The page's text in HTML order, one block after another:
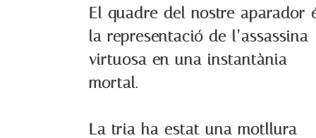
El quadre del nostre aparador
la representació de l’assassina
virtuosa en una instantània
mortal.
La tria ha estat una motllura